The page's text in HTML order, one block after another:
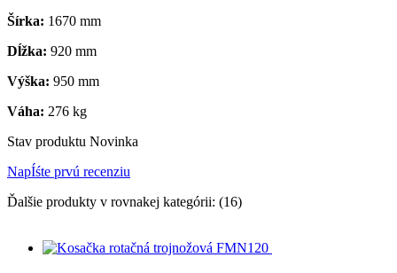
Šírka: 1670 mm
Dĺžka: 920 mm
Výška: 950 mm
Váha: 276 kg
Stav produktu Novinka
NapÍśte prvú recenziu
Ďalšie produkty v rovnakej kategórii: (16)